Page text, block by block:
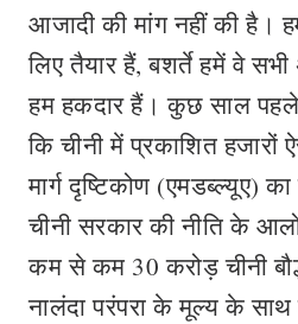
आजादी की मांग नहीं की है।
लिए तैयार हैं, बशर्ते हमें वे
हम हकदार हैं। कुछ साल
कि चीनी में प्रकाशित
मार्ग दृष्टिकोण (एमडब्ल्यूए)
चीनी सरकार की नीति के
कम से कम 30 करोड़ चीनी
नालंदा परंपरा के मूल्य के साथ